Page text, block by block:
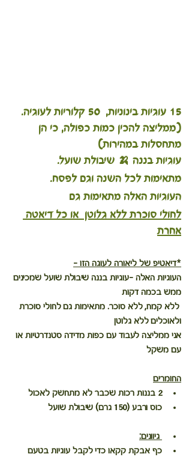
15 עוגיות בינוניות,  50 קלוריות לעוגיה.
(ממליצה להכין כמות כפולה, כי הן
מתחסלות במהירות)
עוגיות בננה 🍌 שיבולת שועל.
מתאימות לכל השנה וגם לפסח.
העוגיות האלה מתאימות גם
לחולי סוכרת ללא גלוטן  או כל דיאטה
אחרת
*דיאטיפ של ליאורה לעוגה הזו -
העוגיות האלה -עוגיות בננה שיבולת שועל שמכינים
ממש בכמה דקות
ללא קמח, ללא סוכר. מתאימות גם לחולי סוכרת
ולאוכלים ללא גלוטן
אני ממליצה לעבוד עם כפות מדידה סטנדרטיות או
עם משקל
החומרים
2 בננות רכות שכבר לא מתחשק לאכול
כוס ורבע (150 גרם) שיבולת שועל
כף אבקת קקאו כדי לקבל עוגיות בטעם